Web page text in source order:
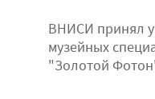
ВНИСИ принял
музейных
"Золотой